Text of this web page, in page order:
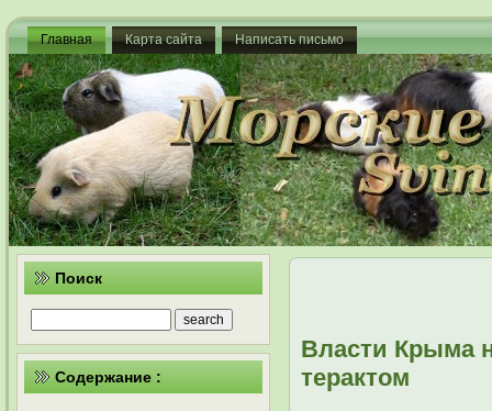
Главная Карта сайта Написать письмо
Поиск
Содержание :
Власти Крыма
терактом